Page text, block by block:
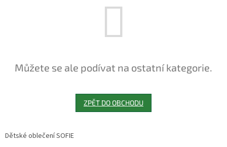
Můžete se ale podívat na ostatní kategorie.
ZPĚT DO OBCHODU
Dětské oblečení SOFIE